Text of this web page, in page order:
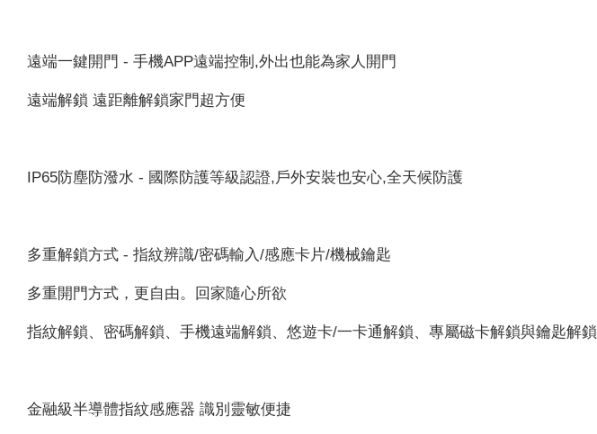
遠端一鍵開門 - 手機APP遠端控制,外出也能為家人開門
遠端解鎖 遠距離解鎖家門超方便
IP65防塵防潑水 - 國際防護等級認證,戶外安裝也安心,全天候防護
多重解鎖方式 - 指紋辨識/密碼輸入/感應卡片/機械鑰匙
多重開門方式，更自由。回家隨心所欲
指紋解鎖、密碼解鎖、手機遠端解鎖、悠遊卡/一卡通解鎖、專屬磁卡解鎖與鑰匙解鎖
金融級半導體指紋感應器 識別靈敏便捷